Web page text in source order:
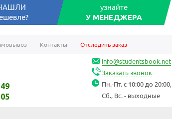
узнайте
У МЕНЕДЖЕРА
Контакты Отследить заказ
info@studentsbook.net
Заказать звонок
Пн.-Пт. с 10:00 до 20:00,
Сб., Вс. - выходные